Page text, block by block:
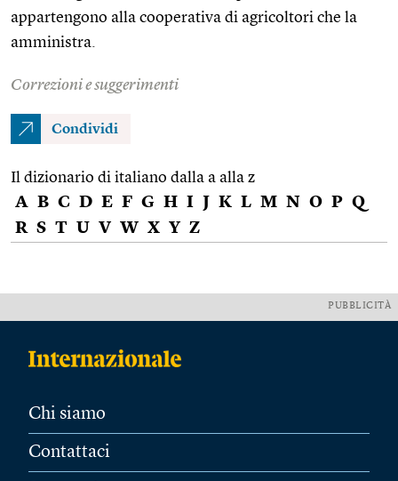
appartengono alla cooperativa di agricoltori che la
amministra.
Correzioni e suggerimenti
Condividi
Il dizionario di italiano dalla a alla z
A B C D E F G H I J K L M N O P Q
R S T U V W X Y Z
PUBBLICITÀ
Chi siamo
Contattaci